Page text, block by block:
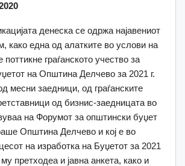
денеска се одржа најавениот
како една од алатките во услови на
поттикне граѓанското учество за
на Општина Делчево за 2021 г.
месни заедници, од граѓанските
од бизнис-заедницата во
на Форумот за општински буџет
Општина Делчево и кој е во
на изработка на Буџетот за 2021
му претходеа и јавна анкета, како и